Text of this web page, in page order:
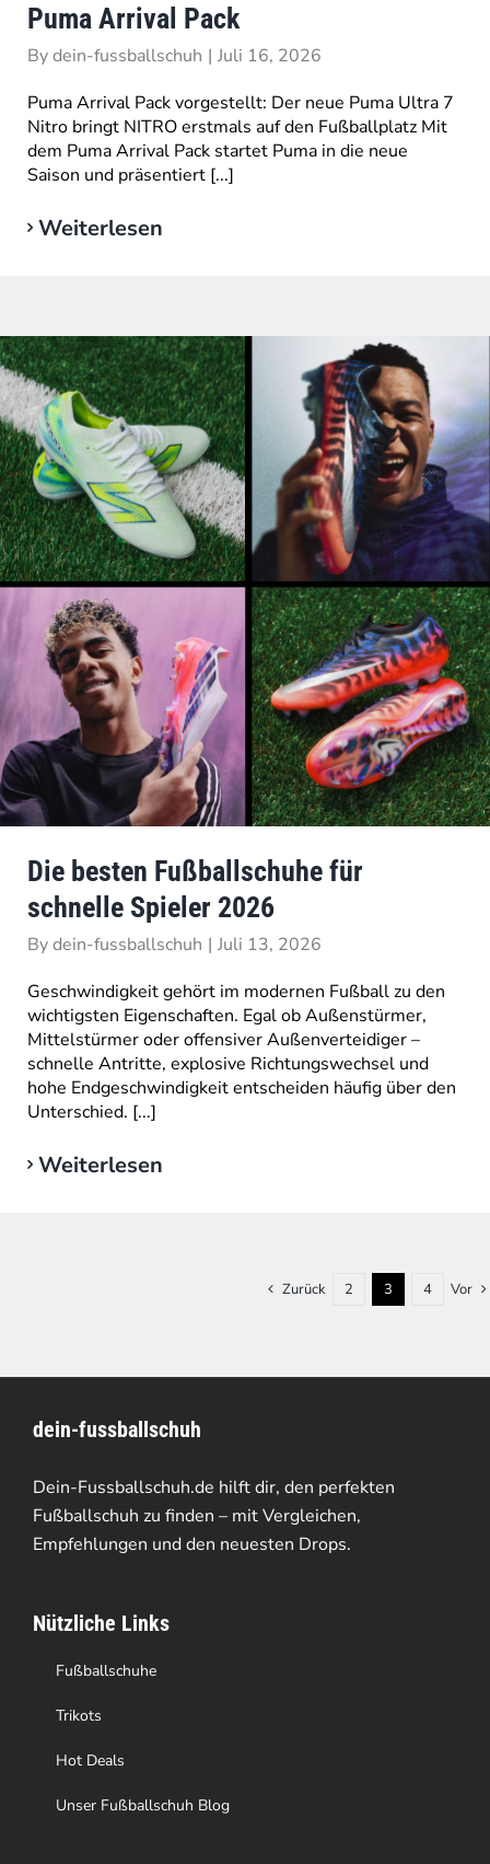
Puma Arrival Pack
Bydein-fussballschuh | Juli 16, 2026
Puma Arrival Pack vorgestellt: Der neue Puma Ultra 7
Nitro bringt NITRO erstmals auf den Fußballplatz Mit
dem Puma Arrival Pack startet Puma in die neue
Saison und präsentiert [...]
Weiterlesen
Die besten Fußballschuhe für
schnelle Spieler 2026
Bydein-fussballschuh | Juli 13, 2026
Geschwindigkeit gehört im modernen Fußball zu den
wichtigsten Eigenschaften. Egal ob Außenstürmer,
Mittelstürmer oder offensiver Außenverteidiger –
schnelle Antritte, explosive Richtungswechsel und
hohe Endgeschwindigkeit entscheiden häufig über den
Unterschied. [...]
Weiterlesen
Zurück 2 3 4 Vor
dein-fussballschuh
Dein-Fussballschuh.de hilft dir, den perfekten
Fußballschuh zu finden – mit Vergleichen,
Empfehlungen und den neuesten Drops.
Nützliche Links
Fußballschuhe
Trikots
Hot Deals
Unser Fußballschuh Blog